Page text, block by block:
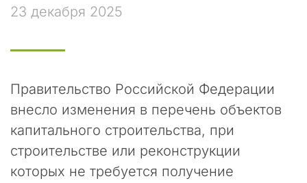
23 декабря 2025
Правительство Российской Федерации
внесло изменения в перечень объектов
капитального строительства, при
строительстве или реконструкции
которых не требуется получение
ы
а
т
е
р
ы
и
к